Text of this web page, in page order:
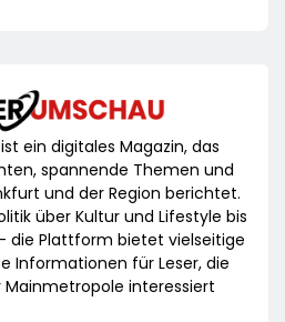
ein digitales Magazin, das
spannende Themen und
und der Region berichtet.
über Kultur und Lifestyle bis
die Plattform bietet vielseitige
Informationen für Leser, die
interessiert